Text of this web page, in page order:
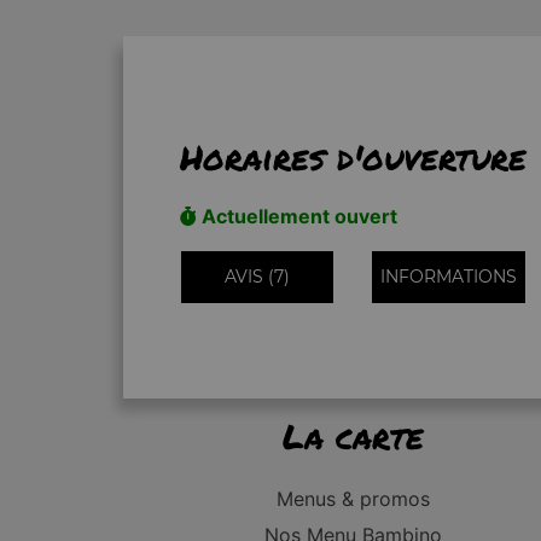
Horaires d'ouverture
Actuellement ouvert
AVIS (7) INFORMATIONS
La carte
Menus & promos
Nos Menu Bambino